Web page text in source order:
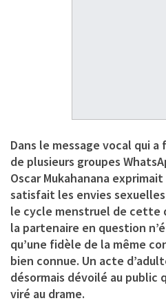
Dans le message vocal qui
de plusieurs groupes
Oscar Mukahanana
satisfait les envies
le cycle menstruel de cette
la partenaire en question
qu’une fidèle de la même
bien connue. Un acte
désormais dévoilé au public
viré au drame.